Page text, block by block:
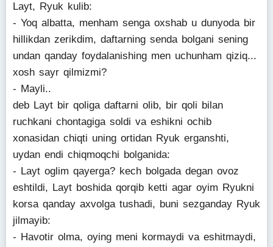
Layt, Ryuk kulib:
- Yoq albatta, menham senga oxshab u dunyoda bir
hillikdan zerikdim, daftarning senda bolgani sening
undan qanday foydalanishing men uchunham qiziq...
xosh sayr qilmizmi?
- Mayli..
deb Layt bir qoliga daftarni olib, bir qoli bilan
ruchkani chontagiga soldi va eshikni ochib
xonasidan chiqti uning ortidan Ryuk erganshti,
uydan endi chiqmoqchi bolganida:
- Layt oglim qayerga? kech bolgada degan ovoz
eshtildi, Layt boshida qorqib ketti agar oyim Ryukni
korsa qanday axvolga tushadi, buni sezganday Ryuk
jilmayib:
- Havotir olma, oying meni kormaydi va eshitmaydi,